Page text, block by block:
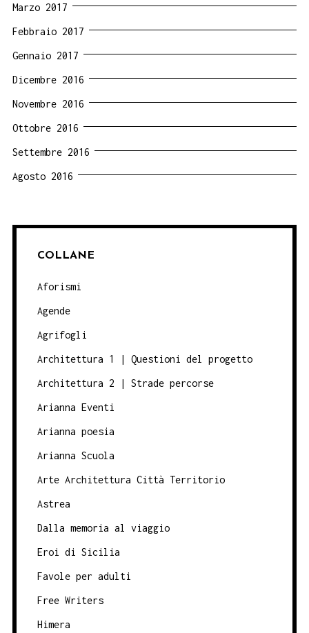
Marzo 2017
Febbraio 2017
Gennaio 2017
Dicembre 2016
Novembre 2016
Ottobre 2016
Settembre 2016
Agosto 2016
COLLANE
Aforismi
Agende
Agrifogli
Architettura 1 | Questioni del progetto
Architettura 2 | Strade percorse
Arianna Eventi
Arianna poesia
Arianna Scuola
Arte Architettura Città Territorio
Astrea
Dalla memoria al viaggio
Eroi di Sicilia
Favole per adulti
Free Writers
Himera